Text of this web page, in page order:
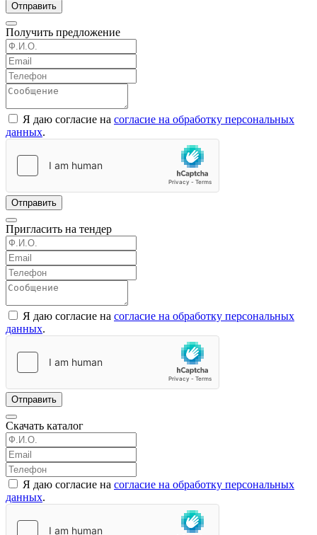
Отправить
Получить предложение
Я даю согласие на согласие на обработку персональных
данных.
Отправить
Пригласить на тендер
Я даю согласие на согласие на обработку персональных
данных.
Отправить
Скачать каталог
Я даю согласие на согласие на обработку персональных
данных.